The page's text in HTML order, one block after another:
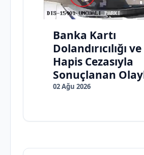
Banka Kartı
Dolandırıcılığı ve
Hapis Cezasıyla
Sonuçlanan
02 Ağu 2026